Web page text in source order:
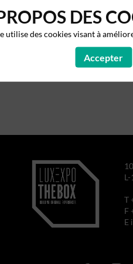
T
F
E
DES
utilise des cookies visant à
Accepter